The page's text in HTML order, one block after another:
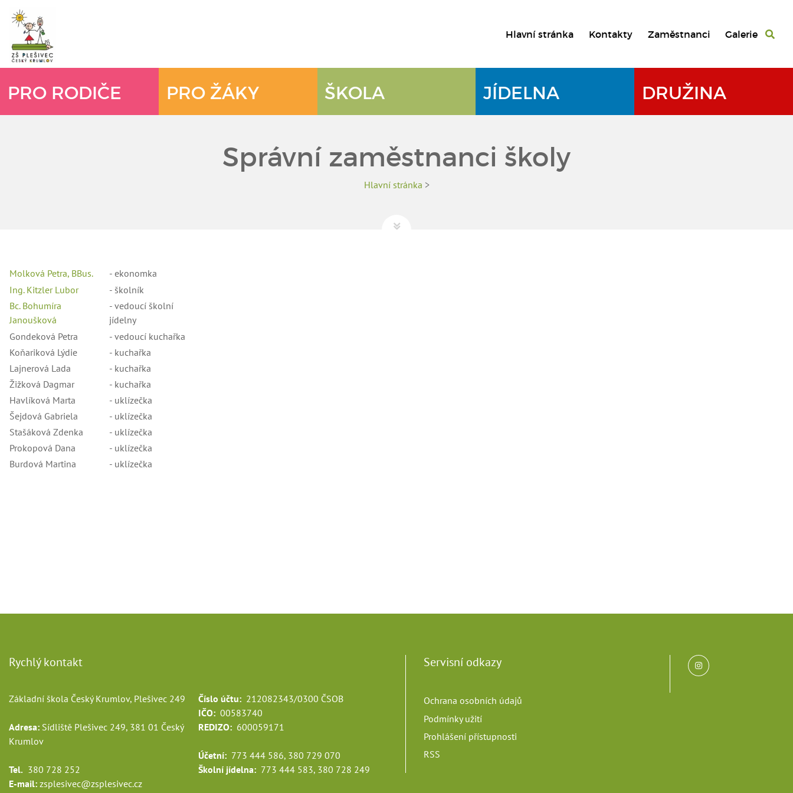
Hlavní stránka Kontakty Zaměstnanci Galerie
PRO RODIČE PRO ŽÁKY ŠKOLA JÍDELNA DRUŽINA
Správní zaměstnanci školy
Hlavní stránka >
Molková Petra, BBus.
- ekonomka
Ing. Kitzler Lubor
- školník
Bc. Bohumíra
Janoušková
- vedoucí školní
jídelny
Gondeková Petra
- vedoucí kuchařka
Koňariková Lýdie
- kuchařka
Lajnerová Lada
- kuchařka
Žižková Dagmar
- kuchařka
Havlíková Marta
- uklízečka
Šejdová Gabriela
- uklízečka
Stašáková Zdenka
- uklízečka
Prokopová Dana
- uklízečka
Burdová Martina
- uklízečka
Rychlý kontakt
Základní škola Český Krumlov, Plešivec 249
Adresa: Sídliště Plešivec 249, 381 01 Český
Krumlov
Tel. 380 728 252
E-mail: zsplesivec@zsplesivec.cz
Číslo účtu: 212082343/0300 ČSOB
IČO: 00583740
REDIZO: 600059171
Účetní: 773 444 586, 380 729 070
Školní jídelna: 773 444 583, 380 728 249
Servisní odkazy
Ochrana osobních údajů
Podmínky užití
Prohlášení přístupnosti
RSS